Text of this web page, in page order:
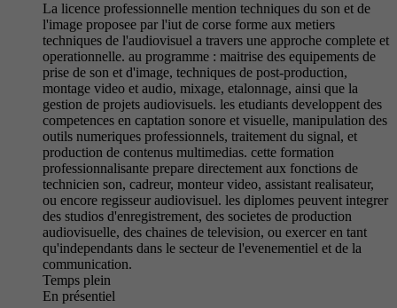
La licence professionnelle mention techniques du son et de
l'image proposee par l'iut de corse forme aux metiers
techniques de l'audiovisuel a travers une approche complete et
operationnelle. au programme : maitrise des equipements de
prise de son et d'image, techniques de post-production,
montage video et audio, mixage, etalonnage, ainsi que la
gestion de projets audiovisuels. les etudiants developpent des
competences en captation sonore et visuelle, manipulation des
outils numeriques professionnels, traitement du signal, et
production de contenus multimedias. cette formation
professionnalisante prepare directement aux fonctions de
technicien son, cadreur, monteur video, assistant realisateur,
ou encore regisseur audiovisuel. les diplomes peuvent integrer
des studios d'enregistrement, des societes de production
audiovisuelle, des chaines de television, ou exercer en tant
qu'independants dans le secteur de l'evenementiel et de la
communication.
Temps plein
En présentiel